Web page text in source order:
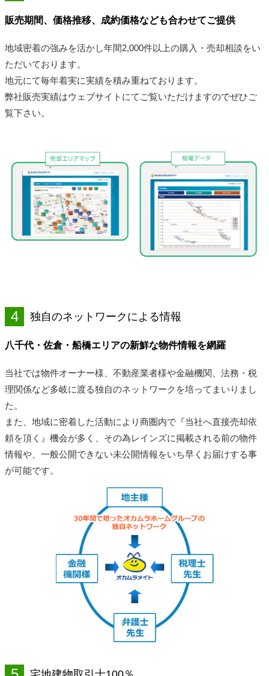
販売期間、価格推移、成約価格なども合わせてご提供
地域密着の強みを活かし年間2,000件以上の購入・売却相談をい
ただいております。
地元にて毎年着実に実績を積み重ねております。
弊社販売実績はウェブサイトにてご覧いただけますのでぜひご
覧下さい。
4 独自のネットワークによる情報
八千代・佐倉・船橋エリアの新鮮な物件情報を網羅
当社では物件オーナー様、不動産業者様や金融機関、法務・税
理関係など多岐に渡る独自のネットワークを培ってまいりまし
た。
また、地域に密着した活動により商圏内で『当社へ直接売却依
頼を頂く』機会が多く、その為レインズに掲載される前の物件
情報や、一般公開できない未公開情報をいち早くお届けする事
が可能です。